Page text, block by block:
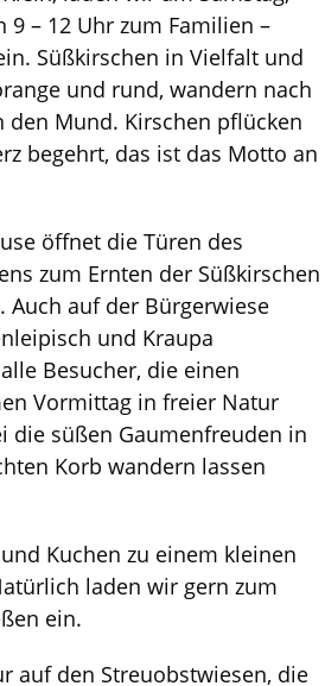
9 – 12 Uhr zum Familien –
Süßkirschen in Vielfalt und
und rund, wandern nach
den Mund. Kirschen pflücken
begehrt, das ist das Motto an
öffnet die Türen des
zum Ernten der Süßkirschen
Auch auf der Bürgerwiese
und Kraupa
Besucher, die einen
Vormittag in freier Natur
die süßen Gaumenfreuden in
Korb wandern lassen
Kuchen zu einem kleinen
laden wir gern zum
ein.
auf den Streuobstwiesen, die